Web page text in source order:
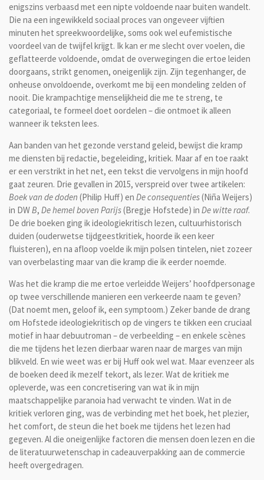
enigszins verbaasd met een nipte voldoende naar buiten wandelt.
Die na een ingewikkeld sociaal proces van ongeveer vijftien
minuten het spreekwoordelijke, soms ook wel eufemistische
voordeel van de twijfel krijgt. Ik kan er me slecht over voelen, die
geflatteerde voldoende, omdat de overwegingen die ertoe leiden
doorgaans, strikt genomen, oneigenlijk zijn. Zijn tegenhanger, de
onheuse onvoldoende, overkomt me bij een mondeling zelden of
nooit. Die krampachtige menselijkheid die me te streng, te
categoriaal, te formeel doet oordelen – die ontmoet ik alleen
wanneer ik teksten lees.
Aan banden van het gezonde verstand geleid, bewijst die kramp
me diensten bij redactie, begeleiding, kritiek. Maar af en toe raakt
er een verstrikt in het net, een tekst die vervolgens in mijn hoofd
gaat zeuren. Drie gevallen in 2015, verspreid over twee artikelen:
Boek van de doden (Philip Huff) en De consequenties(Niña Weijers)
in DWB, De hemel boven Parijs(Bregje Hofstede) in De witte raaf.
De drie boeken ging ik ideologiekritisch lezen, cultuurhistorisch
duiden (ouderwetse tijdgeestkritiek, hoorde ik een keer
fluisteren), en na afloop voelde ik mijn polsen tintelen, niet zozeer
van overbelasting maar van die kramp die ik eerder noemde.
Was het die kramp die me ertoe verleidde Weijers’ hoofdpersonage
op twee verschillende manieren een verkeerde naam te geven?
(Dat noemt men, geloof ik, een symptoom.) Zeker bande de drang
om Hofstede ideologiekritisch op de vingers te tikken een cruciaal
motief in haar debuutroman – de verbeelding – en enkele scènes
die me tijdens het lezen dierbaar waren naar de marges van mijn
blikveld. En wie weet was er bij Huff ook wel wat. Maar evenzeer als
de boeken deed ik mezelf tekort, als lezer. Wat de kritiek me
opleverde, was een concretisering van wat ik in mijn
maatschappelijke paranoia had verwacht te vinden. Wat in de
kritiek verloren ging, was de verbinding met het boek, het plezier,
het comfort, de steun die het boek me tijdens het lezen had
gegeven. Al die oneigenlijke factoren die mensen doen lezen en die
de literatuurwetenschap in cadeauverpakking aan de commercie
heeft overgedragen.